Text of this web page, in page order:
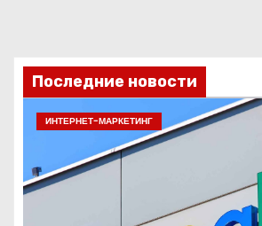
Последние новости
ИНТЕРНЕТ-МАРКЕТИНГ